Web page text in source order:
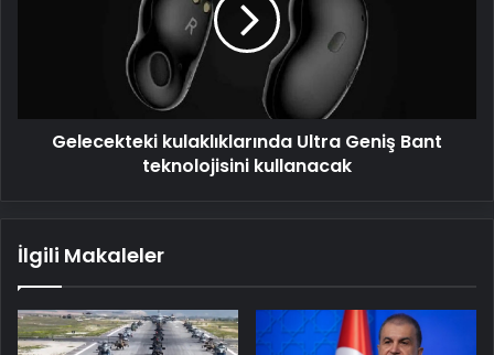
Gelecekteki kulaklıklarında Ultra Geniş Bant
teknolojisini kullanacak
İlgili Makaleler